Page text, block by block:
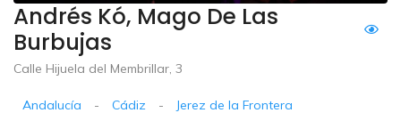
Andrés Kó, Mago De Las
Burbujas
Calle Hijuela del Membrillar, 3
Andalucía - Cádiz - Jerez de la Frontera